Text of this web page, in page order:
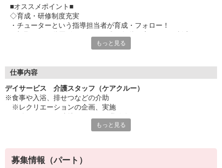
■オススメポイント■
◇育成・研修制度充実
・チューターという指導担当者が育成・フォロー！
・キャリアアップ支援制度を活用して働きながら資格取得が可能
・ツクイ独自の福祉厚生制度でプライベートも充実
・子育て支援の福利厚生制度あり！子育てと仕事の両立を応援◎
・スタッフ何でも相談窓口やライフキャリア相談など、各相談窓
口あり
◇頑張った分、スタッフに還元！
・パートは特別手当の支給あり
もっと見る
仕事内容
デイサービス 介護スタッフ（ケアクルー）
※食事や入浴、排せつなどの介助
※レクリエーションの企画、実施
★＼サービス・職種の魅力／
「今私たちに求められていることは何だろう」「どんな工夫をした
もっと見る
募集情報（パート）